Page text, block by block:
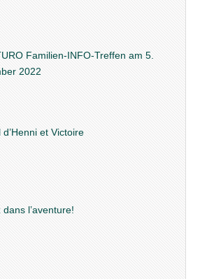
Familien-INFO-Treffen am 5.
2022
d’Henni et Victoire
dans l’aventure!